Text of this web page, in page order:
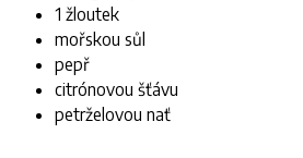
1 žloutek
mořskou sůl
pepř
citrónovou šťávu
petrželovou nať